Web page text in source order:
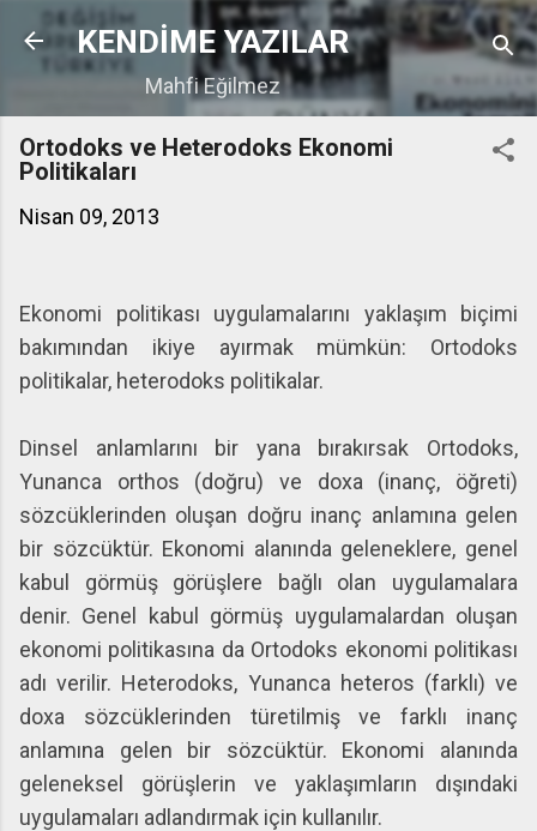
Ana içeriğe atla
KENDİME YAZILAR
Mahfi Eğilmez
Ortodoks ve Heterodoks Ekonomi
Politikaları
Nisan 09, 2013
Ekonomi politikası uygulamalarını yaklaşım biçimi
bakımından ikiye ayırmak mümkün: Ortodoks
politikalar, heterodoks politikalar.
Dinsel anlamlarını bir yana bırakırsak Ortodoks,
Yunanca orthos (doğru) ve doxa (inanç, öğreti)
sözcüklerinden oluşan doğru inanç anlamına gelen
bir sözcüktür. Ekonomi alanında geleneklere, genel
kabul görmüş görüşlere bağlı olan uygulamalara
denir. Genel kabul görmüş uygulamalardan oluşan
ekonomi politikasına da Ortodoks ekonomi politikası
adı verilir. Heterodoks, Yunanca heteros (farklı) ve
doxa sözcüklerinden türetilmiş ve farklı inanç
anlamına gelen bir sözcüktür. Ekonomi alanında
geleneksel görüşlerin ve yaklaşımların dışındaki
uygulamaları adlandırmak için kullanılır.